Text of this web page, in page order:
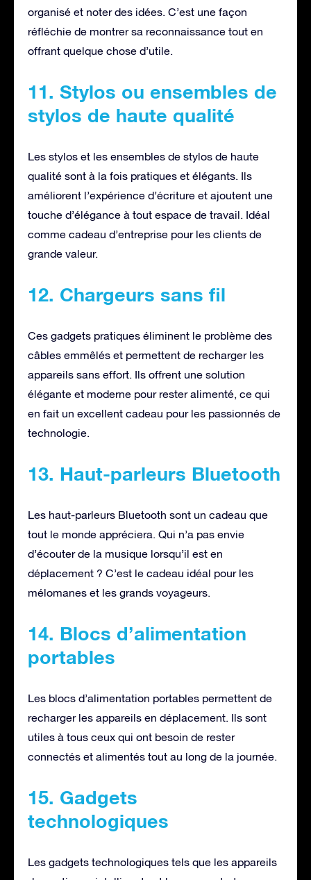
organisé et noter des idées. C’est une façon
réfléchie de montrer sa reconnaissance tout en
offrant quelque chose d’utile.
11. Stylos ou ensembles de
stylos de haute qualité
Les stylos et les ensembles de stylos de haute
qualité sont à la fois pratiques et élégants. Ils
améliorent l’expérience d’écriture et ajoutent une
touche d’élégance à tout espace de travail. Idéal
comme cadeau d’entreprise pour les clients de
grande valeur.
12. Chargeurs sans fil
Ces gadgets pratiques éliminent le problème des
câbles emmêlés et permettent de recharger les
appareils sans effort. Ils offrent une solution
élégante et moderne pour rester alimenté, ce qui
en fait un excellent cadeau pour les passionnés de
technologie.
13. Haut-parleurs Bluetooth
Les haut-parleurs Bluetooth sont un cadeau que
tout le monde appréciera. Qui n’a pas envie
d’écouter de la musique lorsqu’il est en
déplacement ? C’est le cadeau idéal pour les
mélomanes et les grands voyageurs.
14. Blocs d’alimentation
portables
Les blocs d’alimentation portables permettent de
recharger les appareils en déplacement. Ils sont
utiles à tous ceux qui ont besoin de rester
connectés et alimentés tout au long de la journée.
15. Gadgets
technologiques
Les gadgets technologiques tels que les appareils